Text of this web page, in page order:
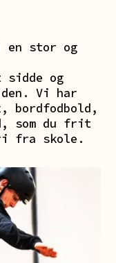
en stor og
sidde og
Vi har
bordfodbold,
som du frit
fra skole.